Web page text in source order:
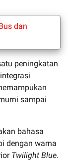
dan
peningkatan
sampai
bahasa
dengan warna
Twilight Blue.